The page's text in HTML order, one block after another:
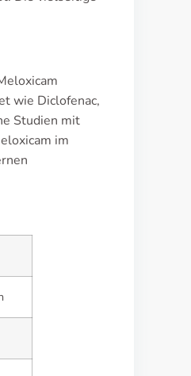
wie Diclofenac,
Studien mit
im